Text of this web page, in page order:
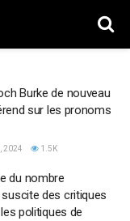
Burke de nouveau
sur les pronoms
2024 1.5K
du nombre
des critiques
politiques de